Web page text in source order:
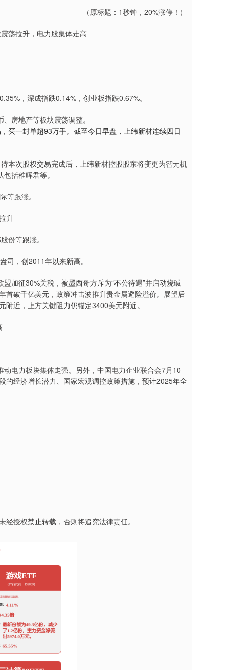
（原标题：1秒钟，20%涨停！）
荡拉升，电力股集体走高
，深成指跌0.14%，创业板指跌0.67%。
房地产等板块震荡调整。
买一封单超93万手。截至今日早盘，上纬新材连续四日
本次股权交易完成后，上纬新材控股股东将变更为智元机
括稚晖君等。
等跟涨。
升
份等跟涨。
司，创2011年以来新高。
加征30%关税，被墨西哥方斥为“不公待遇”并启动烧碱
破千亿美元，政策冲击波推升贵金属避险溢价。展望后
近，上方关键阻力仍锚定3400美元附近。
电力板块集体走强。另外，中国电力企业联合会7月10
经济增长潜力、国家宏观调控政策措施，预计2025年全
授权禁止转载，否则将追究法律责任。